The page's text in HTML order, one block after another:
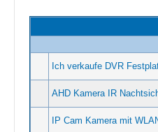
Ich verkaufe DVR
AHD Kamera IR
IP Cam Kamera mit